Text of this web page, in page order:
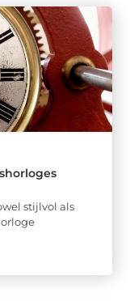
stijlvol als